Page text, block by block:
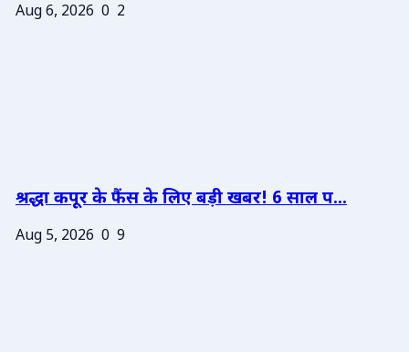
Aug 6, 2026 0 2
श्रद्धा कपूर के फैंस के लिए बड़ी खबर! 6 साल प...
Aug 5, 2026 0 9